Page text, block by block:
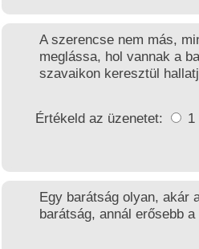
A szerencse nem más,
meglássa, hol vannak a
szavaikon keresztül
Értékeld az üzenetet: 1
Egy barátság olyan, akár
barátság, annál erősebb